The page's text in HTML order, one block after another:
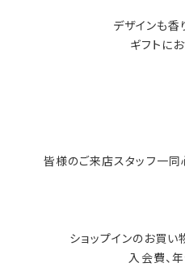
デザインも
ギフトに
皆様のご来店スタッフ一同
ショップインのお買
入会費、